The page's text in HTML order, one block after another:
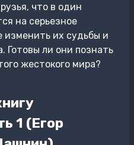
что в один
на серьезное
изменить их судьбы и
Готовы ли они познать
жестокого мира?
1 (Егор